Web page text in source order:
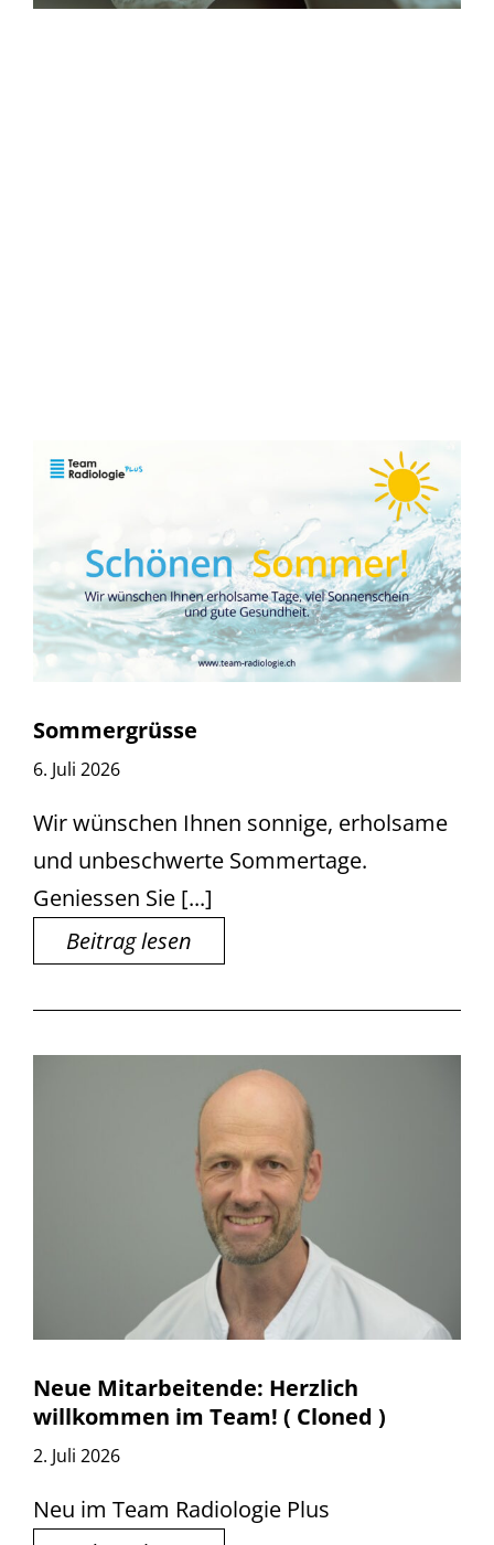
Sommergrüsse
6. Juli 2026
Wir wünschen Ihnen sonnige, erholsame
und unbeschwerte Sommertage.
Geniessen Sie [...]
Beitrag lesen
Neue Mitarbeitende: Herzlich
willkommen im Team! ( Cloned )
2. Juli 2026
Neu im Team Radiologie Plus